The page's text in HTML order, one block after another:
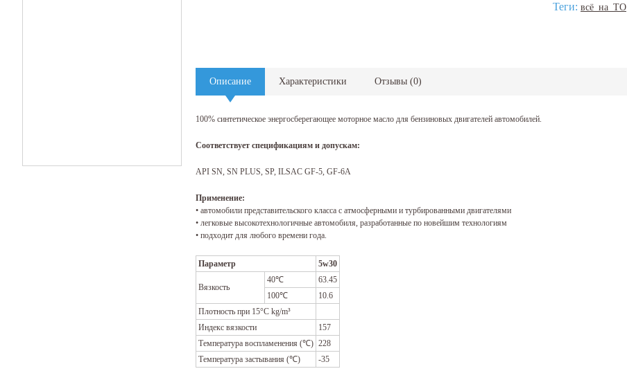
Теги: всё_на_ТО
Описание Характеристики Отзывы (0)
100% синтетическое энергосберегающее моторное масло для бензиновых двигателей автомобилей.
Соответствует спецификациям и допускам:
API SN, SN PLUS, SP, ILSAC GF-5, GF-6А
Применение:
• автомобили представительского класса с атмосферными и турбированными двигателями
• легковые высокотехнологичные автомобиля, разработанные по новейшим технологиям
• подходит для любого времени года.
Параметр 5w30
Вязкость
40℃
63.45
100℃
10.6
Плотность при 15°C kg/m³
Индекс вязкости
157
Температура воспламенения (℃) 228
Температура застывания (℃)
-35